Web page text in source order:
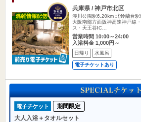
兵庫県 / 神戸市北区
湊川公園駅6.20km 北鈴蘭台
大阪南部方面阪神高速神戸線
ス・天王谷IC…
営業時間 10:00～24:00
入浴料金 1,000円～
日帰り 水風呂
電子チケットあり
電子チケット
期間限定
大人入浴＋タオルセット